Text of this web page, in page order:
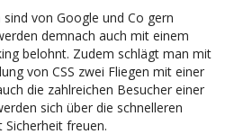
sind von Google und Co gern
demnach auch mit einem
belohnt. Zudem schlägt man mit
von CSS zwei Fliegen mit einer
die zahlreichen Besucher einer
sich über die schnelleren
Sicherheit freuen.